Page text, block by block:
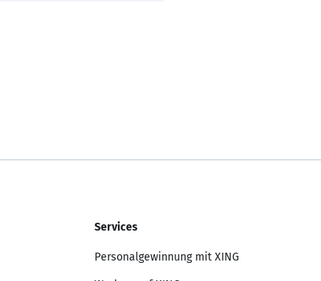
Services
Personalgewinnung mit XING